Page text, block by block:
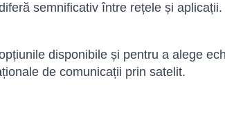
semnificativ între rețele și aplicații.
disponibile și pentru a alege
de comunicații prin satelit.